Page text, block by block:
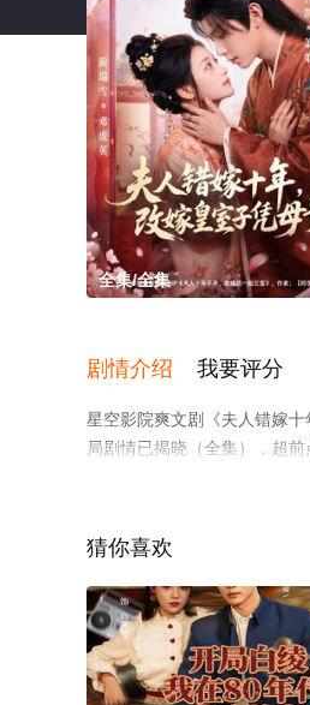
全集/全集
剧情介绍 我要评分
星空影院爽文剧《夫人错嫁
局剧情已揭晓（全集），超
猜你喜欢